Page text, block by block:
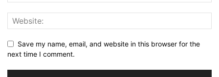
Save my name, email, and website in this browser for the
next time I comment.